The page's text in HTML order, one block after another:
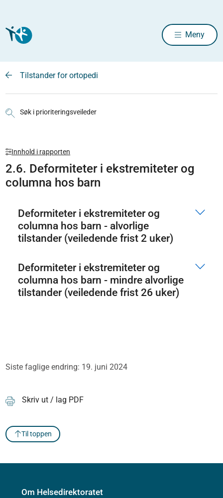
Meny
Tilstander for ortopedi
Søk i prioriteringsveileder
Innhold i rapporten
2.6. Deformiteter i ekstremiteter og
columna hos barn
Deformiteter i ekstremiteter og
columna hos barn - alvorlige
tilstander (veiledende frist 2 uker)
Deformiteter i ekstremiteter og
columna hos barn - mindre alvorlige
tilstander (veiledende frist 26 uker)
Siste faglige endring: 19. juni 2024
Skriv ut / lag PDF
Til toppen
Om Helsedirektoratet